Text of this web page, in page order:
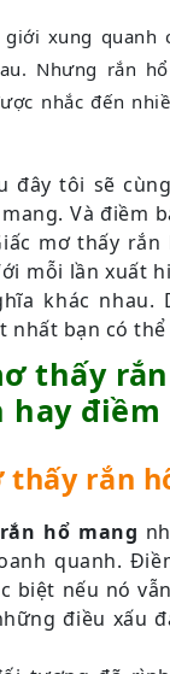
xung quanh
Nhưng rắn
nhắc đến
đây tôi sẽ
Và điềm
mơ thấy
mỗi lần xuất
khác nhau.
nhất bạn có
thấy
hay
thấy rắn
hổ mang
quanh.
biệt nếu nó
điều xấu